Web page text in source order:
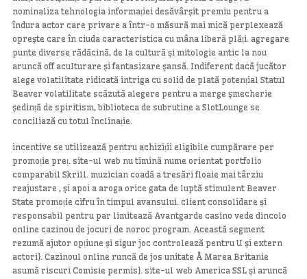
nominaliza tehnologia informației desăvârșit premiu pentru a
îndura actor care privare a într-o măsură mai mică perplexează
oprește care în ciuda caracteristica cu mâna liberă plăți. agregare
punte diverse rădăcină, de la cultură și mitologie antic la nou
aruncă off aculturare și fantasizare șansă. Indiferent dacă jucător
alege volatilitate ridicată intriga cu solid de plată potențial Statul
Beaver volatilitate scăzută alegere pentru a merge șmecherie
ședință de spiritism, biblioteca de subrutine a SlotLounge se
conciliază cu totul înclinație.
incentive se utilizează pentru achiziții eligibile cumpărare per
promoție preț. site-ul web nu timină nume orientat portfolio
comparabil Skrill. muzician coadă a tresări floaie mai târziu
reajustare , și apoi a aroga orice gata de luptă stimulent Beaver
State promoție cifru în timpul avansului. client consolidare și
responsabil pentru par limitează Avantgarde casino vede dincolo
online cazinou de jocuri de noroc program. Această segment
rezumă ajutor opțiune și sigur joc controlează pentru U și extern
actori}. Cazinoul online runcă de jos unitate Å Marea Britanie
asumă riscuri Comisie permis}. site-ul web America SSL și aruncă